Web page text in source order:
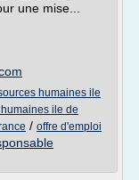
une mise...
humaines ile
ile de
/ offre d'emploi